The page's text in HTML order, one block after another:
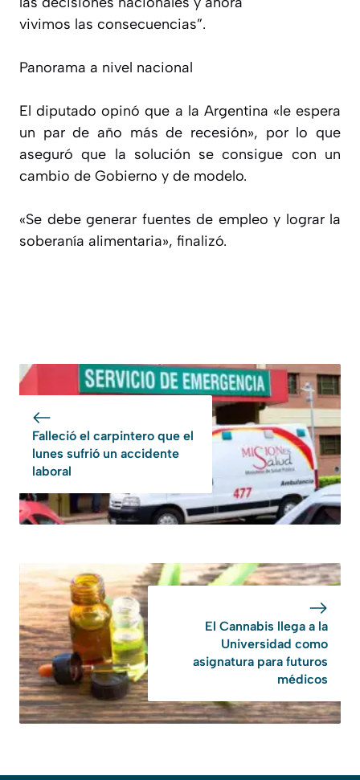
vivimos las consecuencias”.
Panorama a nivel nacional
El diputado opinó que a la Argentina «le espera
un par de año más de recesión», por lo que
aseguró que la solución se consigue con un
cambio de Gobierno y de modelo.
«Se debe generar fuentes de empleo y lograr la
soberanía alimentaria», finalizó.
Falleció el carpintero que el
lunes sufrió un accidente
laboral
El Cannabis llega a la
Universidad como
asignatura para futuros
médicos